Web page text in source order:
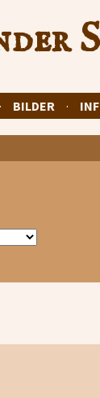
· BILDER ·